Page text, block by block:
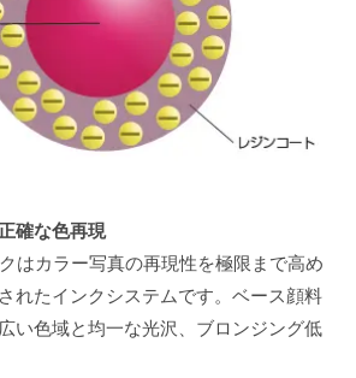
確な色再現
はカラー写真の再現性を極限まで高め
れたインクシステムです。ベース顔料
い色域と均一な光沢、ブロンジング低